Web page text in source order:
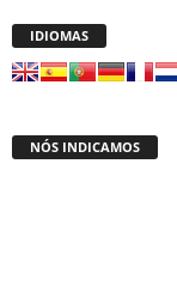
IDIOMAS
NÓS INDICAMOS